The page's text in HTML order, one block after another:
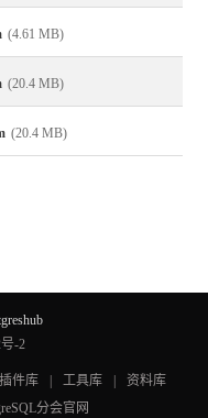
(4.61 MB)
(20.4 MB)
(20.4 MB)
-2
插件库 | 工具库 |
资料库
分会官网